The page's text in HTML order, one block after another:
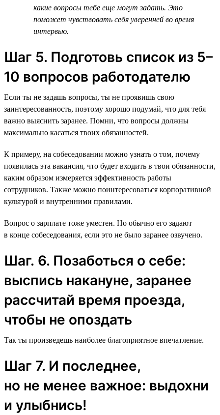
какие вопросы тебе еще могут задать. Это
поможет чувствовать себя уверенней во время
интервью.
Шаг 5. Подготовь список из 5–
10 вопросов работодателю
Если ты не задашь вопросы, ты не проявишь свою
заинтересованность, поэтому хорошо подумай, что для тебя
важно выяснить заранее. Помни, что вопросы должны
максимально касаться твоих обязанностей.
К примеру, на собеседовании можно узнать о том, почему
появилась эта вакансия, что будет входить в твои обязанности,
каким образом измеряется эффективность работы
сотрудников. Также можно поинтересоваться корпоративной
культурой и внутренними правилами.
Вопрос о зарплате тоже уместен. Но обычно его задают
в конце собеседования, если это не было заранее озвучено.
Шаг. 6. Позаботься о себе:
выспись накануне, заранее
рассчитай время проезда,
чтобы не опоздать
Так ты произведешь наиболее благоприятное впечатление.
Шаг 7. И последнее,
но не менее важное: выдохни
и улыбнись!